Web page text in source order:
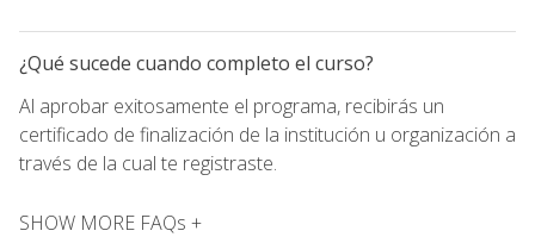
¿Qué sucede cuando completo el curso?
Al aprobar exitosamente el programa, recibirás un
certificado de finalización de la institución u organización a
través de la cual te registraste.
SHOW MORE FAQs +